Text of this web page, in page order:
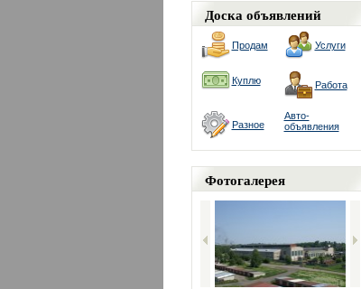
Доска объявлений
Продам Услуги
Куплю Работа
Разное
Авто-
объявления
Фотогалерея